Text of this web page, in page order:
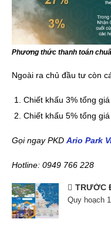
Phương thức thanh toán
Ngoài ra chủ đầu tư còn
Chiết khấu 3% tổng
Chiết khấu 5% tổng
Gọi ngay PKD Ario Park
Hotline: 0949 766 228
TRƯỚC
Quy hoạch